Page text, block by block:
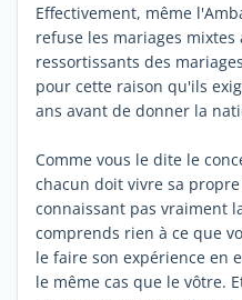
Effectivement, même
refuse les mariages
ressortissants des
pour cette raison qu'ils
ans avant de donner la
Comme vous le dite le
chacun doit vivre sa
connaissant pas vraiment
comprends rien à ce que
le faire son expérience en
le même cas que le vôtre.